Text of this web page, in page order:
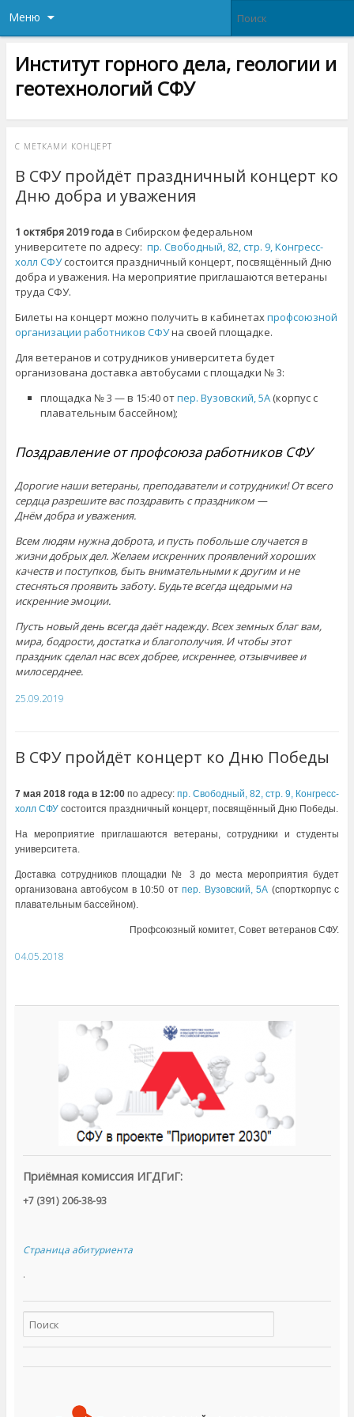
Меню
Институт горного дела, геологии и
геотехнологий СФУ
С МЕТКАМИ КОНЦЕРТ
В СФУ пройдёт праздничный концерт ко
Дню добра и уважения
1 октября 2019 годав Сибирском федеральном
университете по адресу: пр. Свободный, 82, стр. 9, Конгресс-
холл СФУсостоится праздничный концерт, посвящённый Дню
добра и уважения. На мероприятие приглашаются ветераны
труда СФУ.
Билеты на концерт можно получить в кабинетахпрофсоюзной
организации работников СФУна своей площадке.
Для ветеранов и сотрудников университета будет
организована доставка автобусами с площадки № 3:
площадка № 3 — в 15:40 отпер. Вузовский, 5А (корпус с
плавательным бассейном);
Поздравление от профсоюза работников СФУ
Дорогие наши ветераны, преподаватели и сотрудники! От всего
сердца разрешите вас поздравить с праздником —
Днём добра и уважения.
Всем людям нужна доброта, и пусть побольше случается в
жизни добрых дел. Желаем искренних проявлений хороших
качеств и поступков, быть внимательными к другим и не
стесняться проявить заботу. Будьте всегда щедрыми на
искренние эмоции.
Пусть новый день всегда даёт надежду. Всех земных благ вам,
мира, бодрости, достатка и благополучия. И чтобы этот
праздник сделал нас всех добрее, искреннее, отзывчивее и
милосерднее.
25.09.2019
В СФУ пройдёт концерт ко Дню Победы
7 мая 2018 года в 12:00 по адресу:пр. Свободный, 82, стр. 9, Конгресс-
холл СФУсостоится праздничный концерт, посвящённый Дню Победы.
На мероприятие приглашаются ветераны, сотрудники и студенты
университета.
Доставка сотрудников площадки № 3 до места мероприятия будет
организована автобусом в 10:50 отпер. Вузовский, 5А (спорткорпус с
плавательным бассейном).
Профсоюзный комитет, Совет ветеранов СФУ.
04.05.2018
Приёмная комиссия ИГДГиГ:
+7 (391) 206-38-93
Страница абитуриента
.